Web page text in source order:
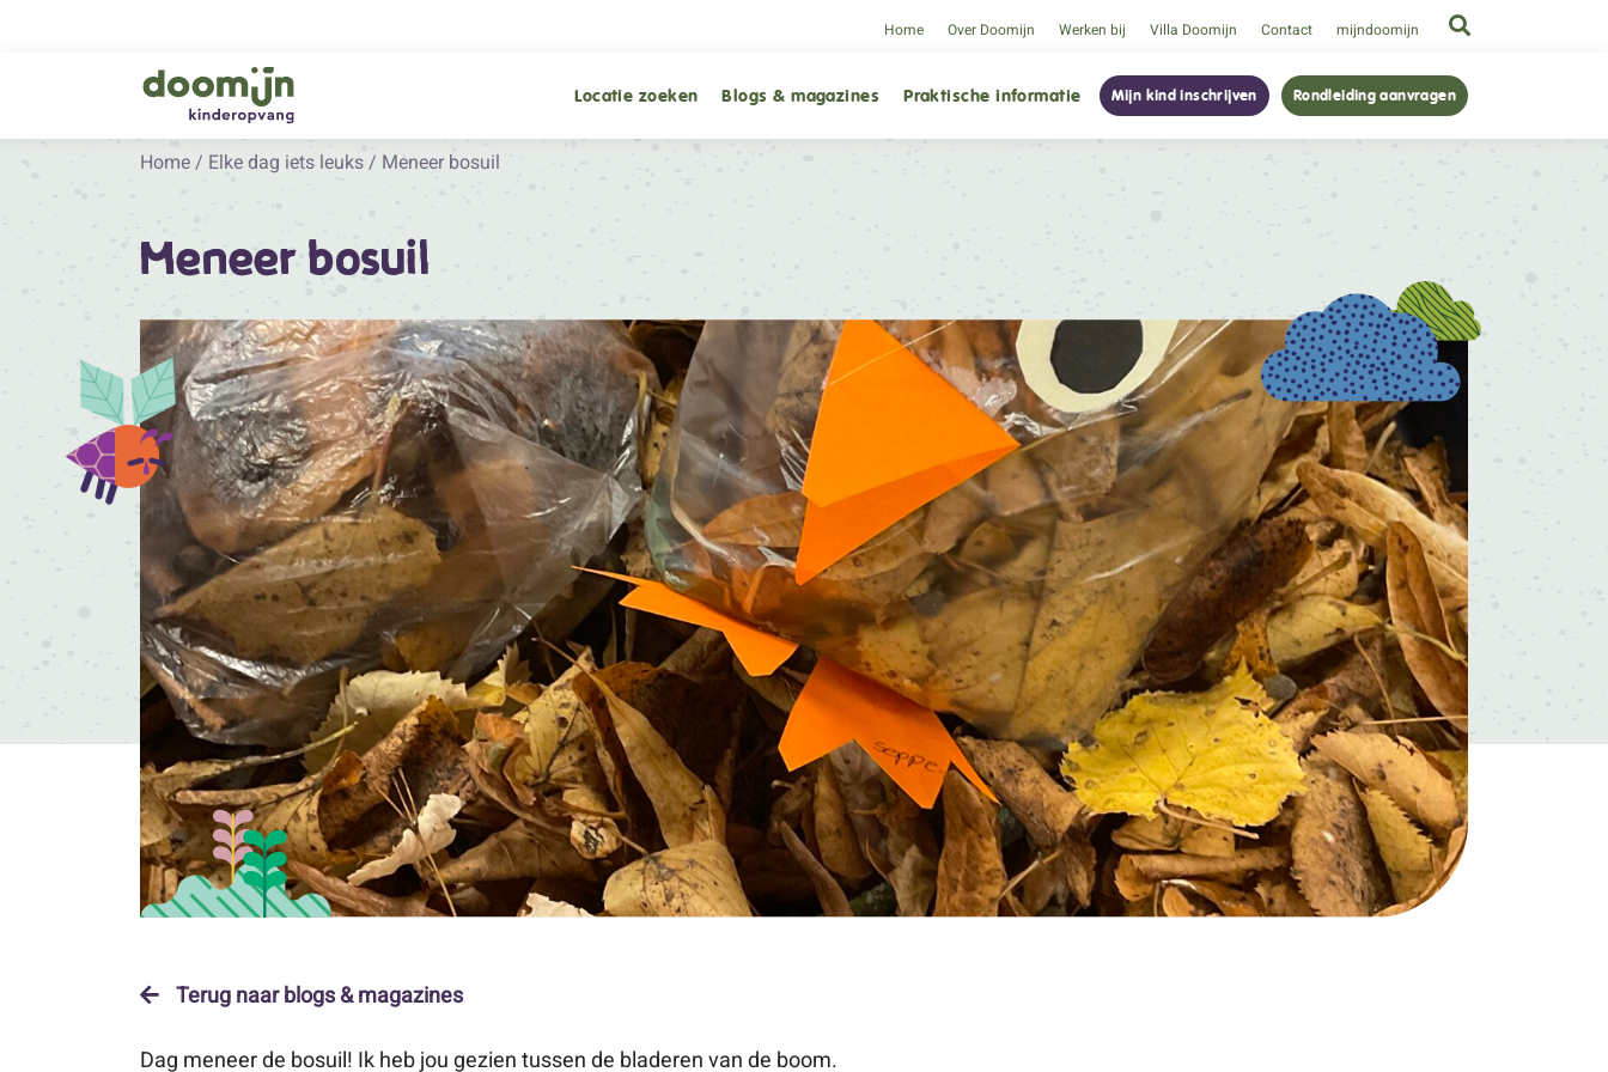
Home Over Doomijn Werken bij Villa Doomijn Contact mijndoomijn
Locatie zoeken Blogs & magazines Praktische informatie Mijn kind inschrijven Rondleiding aanvragen
Home / Elke dag iets leuks / Meneer bosuil
Meneer bosuil
Terug naar blogs & magazines
Dag meneer de bosuil! Ik heb jou gezien tussen de bladeren van de boom.